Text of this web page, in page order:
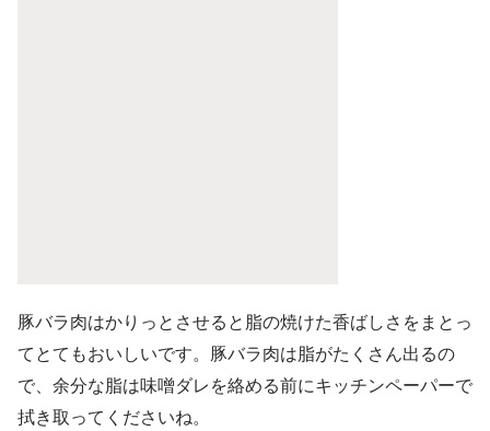
豚バラ肉はかりっとさせると脂の焼けた香ばしさをまとっ
てとてもおいしいです。豚バラ肉は脂がたくさん出るの
で、余分な脂は味噌ダレを絡める前にキッチンペーパーで
拭き取ってくださいね。